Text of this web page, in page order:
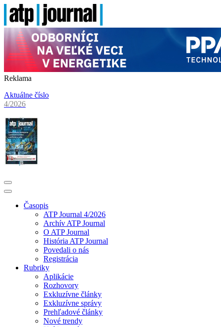
Reklama
Aktuálne číslo
4/2026
Časopis
ATP Journal 4/2026
Archív ATP Journal
O ATP Journal
História ATP Journal
Povedali o nás
Registrácia
Rubriky
Aplikácie
Rozhovory
Exkluzívne články
Exkluzívne správy
Prehľadové články
Nové trendy